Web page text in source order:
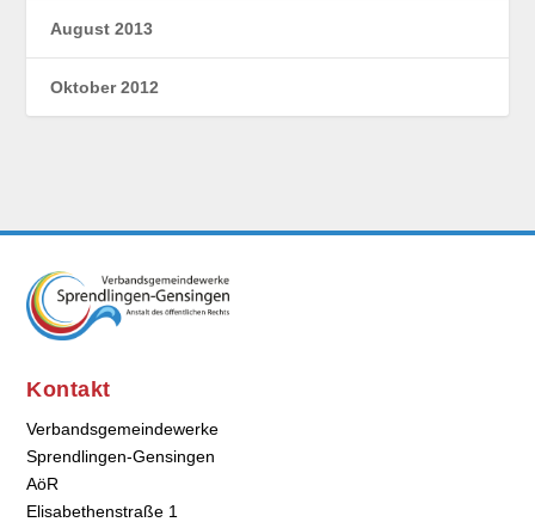
August 2013
Oktober 2012
Kontakt
Verbandsgemeindewerke
Sprendlingen-Gensingen
AöR
Elisabethenstraße 1